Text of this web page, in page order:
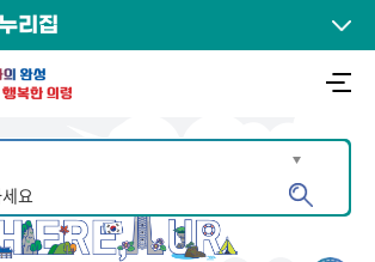
리집